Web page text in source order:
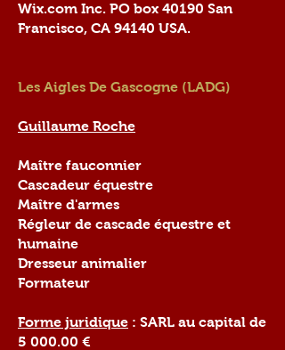
Wix.com Inc. PO box 40190 San
Francisco, CA 94140 USA.
Les Aigles De Gascogne (LADG)
Guillaume Roche
Maître fauconnier
Cascadeur équestre
Maître d'armes
Régleur de cascade équestre et
humaine
Dresseur animalier
Formateur
Forme juridique : SARL au capital de
5 000.00 €